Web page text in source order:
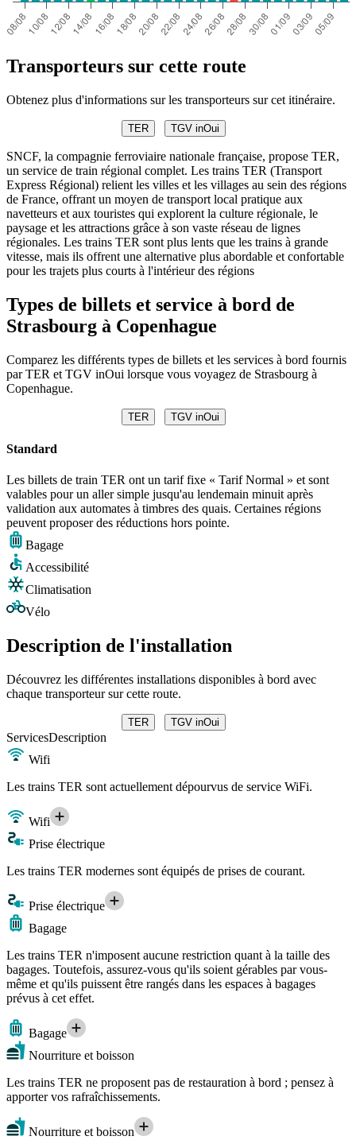
Transporteurs sur cette route
Obtenez plus d'informations sur les transporteurs sur cet itinéraire.
TER TGV inOui
SNCF, la compagnie ferroviaire nationale française, propose TER,
un service de train régional complet. Les trains TER (Transport
Express Régional) relient les villes et les villages au sein des régions
de France, offrant un moyen de transport local pratique aux
navetteurs et aux touristes qui explorent la culture régionale, le
paysage et les attractions grâce à son vaste réseau de lignes
régionales. Les trains TER sont plus lents que les trains à grande
vitesse, mais ils offrent une alternative plus abordable et confortable
pour les trajets plus courts à l'intérieur des régions
Types de billets et service à bord de
Strasbourg à Copenhague
Comparez les différents types de billets et les services à bord fournis
par TER et TGV inOui lorsque vous voyagez de Strasbourg à
Copenhague.
TER TGV inOui
Standard
Les billets de train TER ont un tarif fixe « Tarif Normal » et sont
valables pour un aller simple jusqu'au lendemain minuit après
validation aux automates à timbres des quais. Certaines régions
peuvent proposer des réductions hors pointe.
Bagage
Accessibilité
Climatisation
Vélo
Description de l'installation
Découvrez les différentes installations disponibles à bord avec
chaque transporteur sur cette route.
TER TGV inOui
ServicesDescription
Wifi
Les trains TER sont actuellement dépourvus de service WiFi.
Wifi
Prise électrique
Les trains TER modernes sont équipés de prises de courant.
Prise électrique
Bagage
Les trains TER n'imposent aucune restriction quant à la taille des
bagages. Toutefois, assurez-vous qu'ils soient gérables par vous-
même et qu'ils puissent être rangés dans les espaces à bagages
prévus à cet effet.
Bagage
Nourriture et boisson
Les trains TER ne proposent pas de restauration à bord ; pensez à
apporter vos rafraîchissements.
Nourriture et boisson